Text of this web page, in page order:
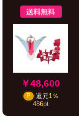
￥48,600
P 還元1％
486pt